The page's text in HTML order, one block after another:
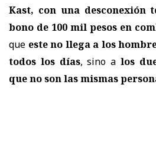
Kast, con una desconexión
bono de 100 mil pesos en
que este no llega a los
todos los días, sino a los
que no son las mismas